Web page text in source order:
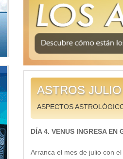
ASTROS
ASPECTOS
DÍA 4. VENUS INGRESA EN
Arranca el mes de julio con